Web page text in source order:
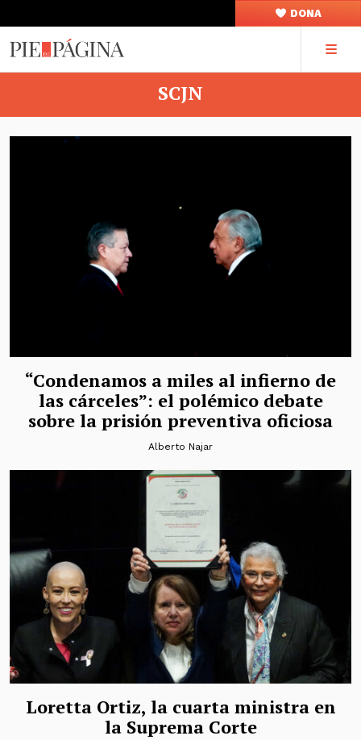
DONA
SCJN
“Condenamos a miles al infierno de
las cárceles”: el polémico debate
sobre la prisión preventiva oficiosa
Alberto Najar
Loretta Ortiz, la cuarta ministra en
la Suprema Corte